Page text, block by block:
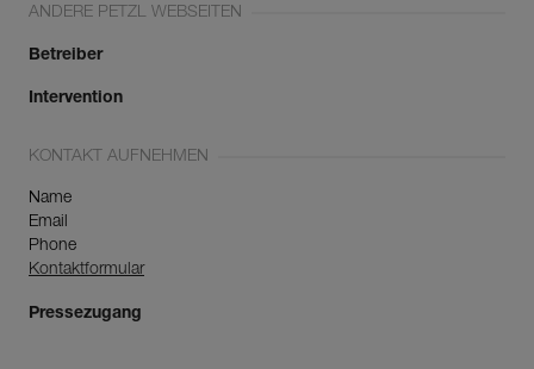
ANDERE PETZL WEBSEITEN
Betreiber
Intervention
KONTAKT AUFNEHMEN
Name
Email
Phone
Kontaktformular
Pressezugang